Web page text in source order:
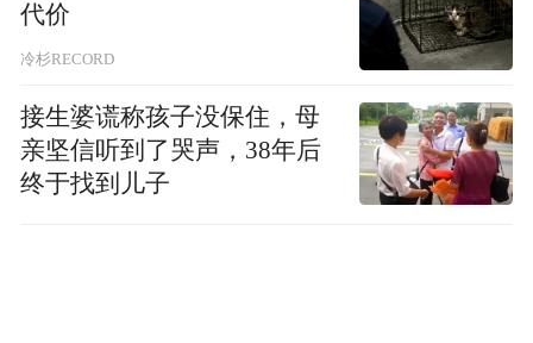
代价
冷杉RECORD
接生婆谎称孩子没保住，母
亲坚信听到了哭声，38年后
终于找到儿子